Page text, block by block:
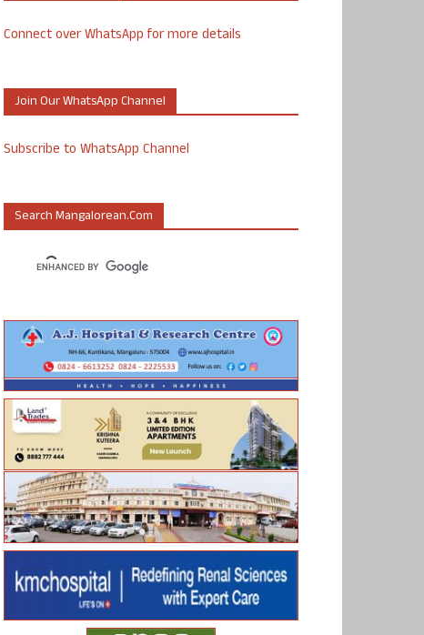
Connect over WhatsApp for more details
Join Our WhatsApp Channel
Subscribe to WhatsApp Channel
Search Mangalorean.com